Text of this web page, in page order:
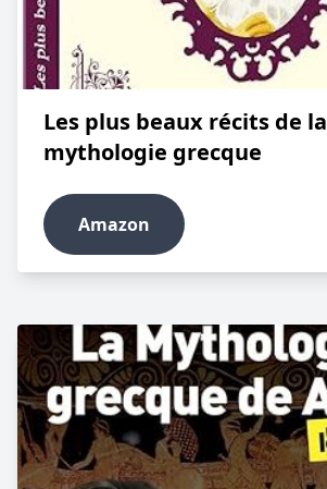
Les plus beaux récits de la
mythologie grecque
Amazon